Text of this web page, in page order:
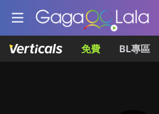
免費 BL專區